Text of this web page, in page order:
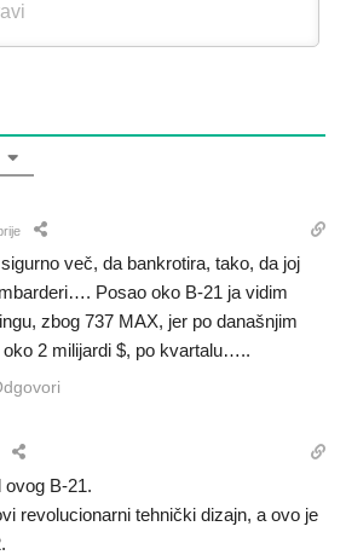
več, da bankrotira, tako, da joj
Posao oko B-21 ja vidim
zbog 737 MAX, jer po današnjim
oko 2 milijardi $, po kvartalu…..
B-21.
revolucionarni tehnički dizajn, a ovo je